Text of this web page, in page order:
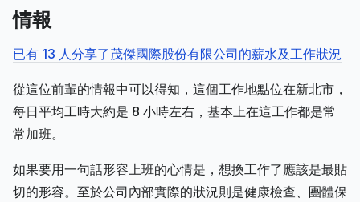
情報
已有 13 人分享了茂傑國際股份有限公司的薪水及工作狀況
從這位前輩的情報中可以得知，這個工作地點位在新北市，
每日平均工時大約是 8 小時左右，基本上在這工作都是常
常加班。
如果要用一句話形容上班的心情是，想換工作了應該是最貼
切的形容。至於公司內部實際的狀況則是健康檢查、團體保